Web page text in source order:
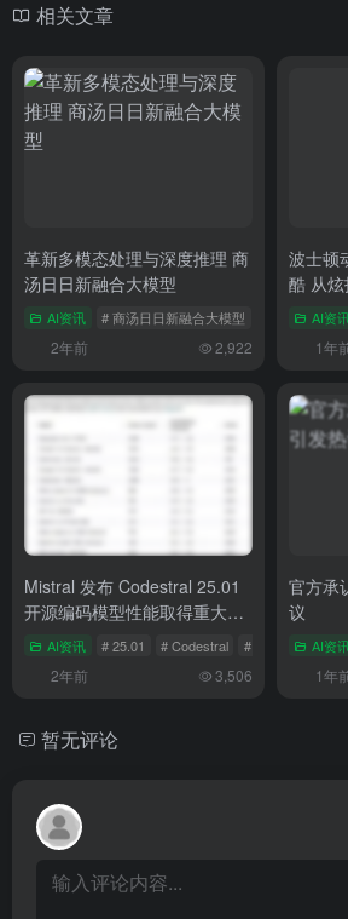
相关文章
革新多模态处理与深度推理 商
汤日日新融合大模型
AI资讯 # 商汤日日新融合大模型 # 革新多模态
2年前 2,922
波士顿
酷 从
厂 机
AI资
1年
Mistral 发布 Codestral 25.01
开源编码模型性能取得重大突
破 AI资讯 # 25.01 # Codestral # Mistral
2年前 3,506
官方承
议
AI资
1年
暂无评论